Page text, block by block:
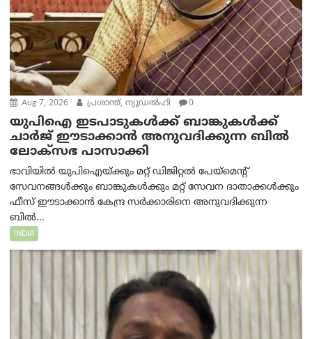
Aug 7, 2026 പ്രശാന്ത്, ന്യൂഡല്‍ഹി 0
യുപിഐ ഇടപാടുകൾക്ക് ബാങ്കുകൾക്ക്
ചാർജ് ഈടാക്കാൻ അനുവദിക്കുന്ന ബിൽ
ലോക്‌സഭ പാസാക്കി
ഭാവിയിൽ യുപിഐയ്ക്കും മറ്റ് ഡിജിറ്റൽ പേയ്‌മെന്റ്
സേവനങ്ങൾക്കും ബാങ്കുകൾക്കും മറ്റ് സേവന ദാതാക്കൾക്കും
ഫീസ് ഈടാക്കാൻ കേന്ദ്ര സർക്കാരിനെ അനുവദിക്കുന്ന
ബിൽ...
INDIA